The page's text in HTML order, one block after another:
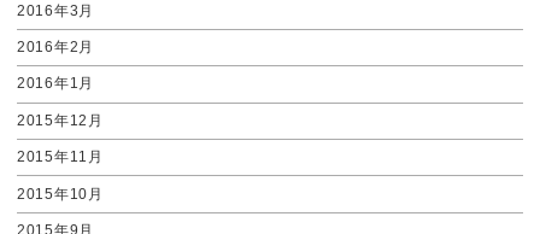
2016年3月
2016年2月
2016年1月
2015年12月
2015年11月
2015年10月
2015年9月